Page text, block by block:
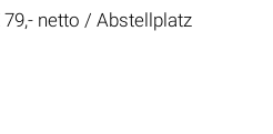
netto / Abstellplatz